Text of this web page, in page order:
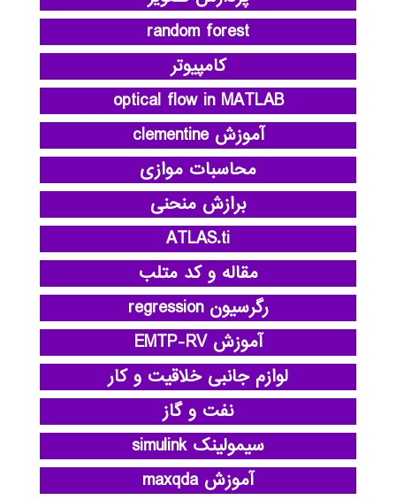
random forest
کامپیوتر
optical flow in MATLAB
آموزش clementine
محاسبات موازی
برازش منحنی
ATLAS.ti
مقاله و کد متلب
رگرسیون regression
آموزش EMTP-RV
لوازم جانبی خلاقیت و کار
نفت و گاز
سیمولینک simulink
آموزش maxqda